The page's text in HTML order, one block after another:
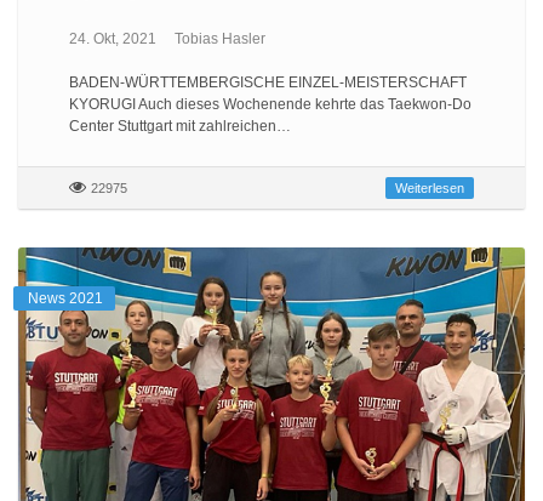
24. Okt, 2021 Tobias Hasler
BADEN-WÜRTTEMBERGISCHE EINZEL-MEISTERSCHAFT
KYORUGI Auch dieses Wochenende kehrte das Taekwon-Do
Center Stuttgart mit zahlreichen…
22975 Weiterlesen
News 2021